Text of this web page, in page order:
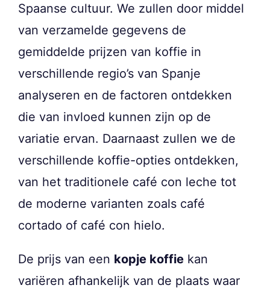
Spaanse cultuur. We zullen door middel
van verzamelde gegevens de
gemiddelde prijzen van koffie in
verschillende regio’s van Spanje
analyseren en de factoren ontdekken
die van invloed kunnen zijn op de
variatie ervan. Daarnaast zullen we de
verschillende koffie-opties ontdekken,
van het traditionele café con leche tot
de moderne varianten zoals café
cortado of café con hielo.
De prijs van een kopje koffie kan
variëren afhankelijk van de plaats waar